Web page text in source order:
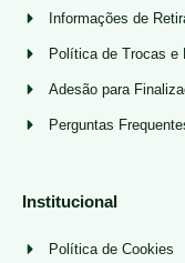
Informações de
Política de Trocas e
Adesão para
Perguntas
Institucional
Política de Cookies